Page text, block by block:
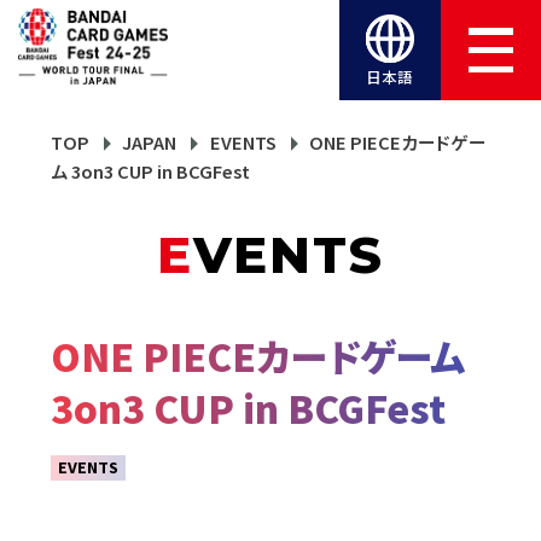
日本語
TOP JAPAN EVENTS
ONE PIECEカードゲー
ム 3on3 CUP in BCGFest
EVENTS
ONE PIECEカードゲーム
3on3 CUP in BCGFest
EVENTS